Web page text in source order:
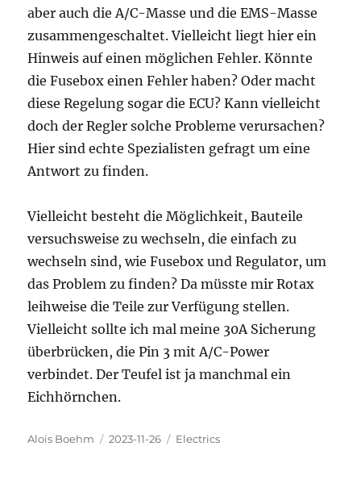
aber auch die A/C-Masse und die EMS-Masse
zusammengeschaltet. Vielleicht liegt hier ein
Hinweis auf einen möglichen Fehler. Könnte
die Fusebox einen Fehler haben? Oder macht
diese Regelung sogar die ECU? Kann vielleicht
doch der Regler solche Probleme verursachen?
Hier sind echte Spezialisten gefragt um eine
Antwort zu finden.
Vielleicht besteht die Möglichkeit, Bauteile
versuchsweise zu wechseln, die einfach zu
wechseln sind, wie Fusebox und Regulator, um
das Problem zu finden? Da müsste mir Rotax
leihweise die Teile zur Verfügung stellen.
Vielleicht sollte ich mal meine 30A Sicherung
überbrücken, die Pin 3 mit A/C-Power
verbindet. Der Teufel ist ja manchmal ein
Eichhörnchen.
Autor
Alois Boehm
Veröffentlicht
2023-11-26 Kategorien
Electrics